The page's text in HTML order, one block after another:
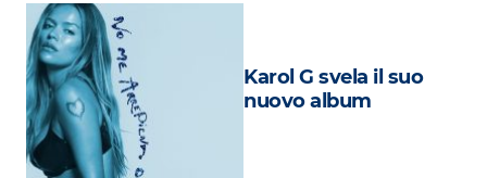
Musica
Cultura
Attualità
Costume
Karol G svela il suo
nuovo album